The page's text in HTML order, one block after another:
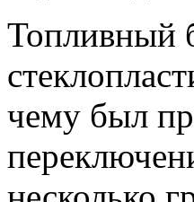
Топливный
чему был